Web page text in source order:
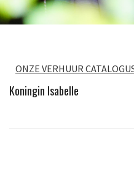
ONZE VERHUUR
Koningin Isabelle